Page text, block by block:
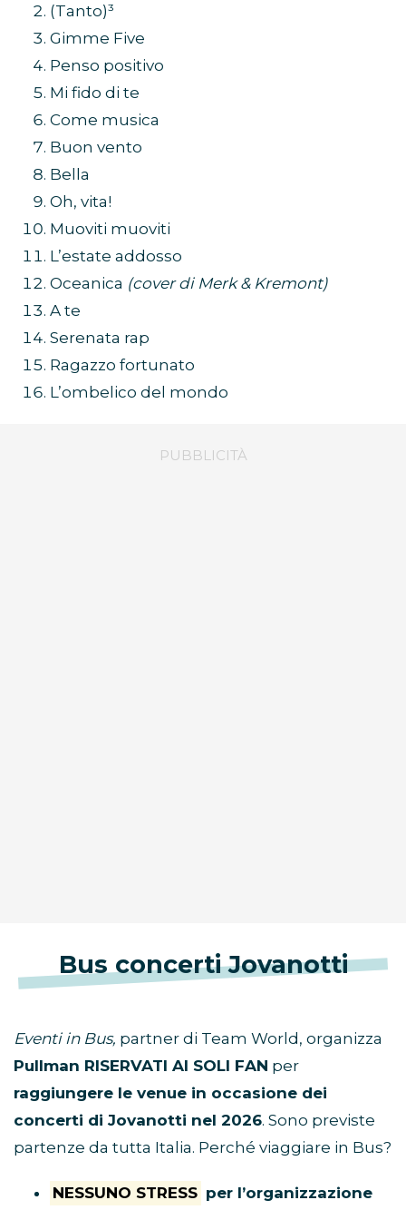
(Tanto)³
Gimme Five
Penso positivo
Mi fido di te
Come musica
Buon vento
Bella
Oh, vita!
Muoviti muoviti
L’estate addosso
Oceanica (cover di Merk & Kremont)
A te
Serenata rap
Ragazzo fortunato
L’ombelico del mondo
Bus concerti Jovanotti
Eventi in Bus, partner di Team World, organizza
Pullman RISERVATI AI SOLI FAN per
raggiungere le venue in occasione dei
concerti di Jovanotti nel 2026. Sono previste
partenze da tutta Italia. Perché viaggiare in Bus?
NESSUNO STRESS per l’organizzazione